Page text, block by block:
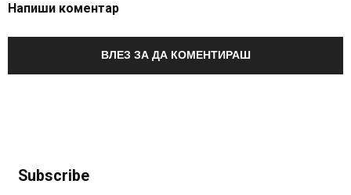
Напиши коментар
ВЛЕЗ ЗА ДА КОМЕНТИРАШ
Subscribe